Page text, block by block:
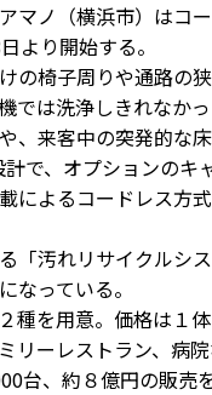
マノ（横浜市）はコ
より開始する。
の椅子周りや通路の
では洗浄しきれなか
、来客中の突発的な
で、オプションのキ
によるコードレス方
「汚れリサイクルシ
なっている。
種を用意。価格は１
リーレストラン、病
台、約８億円の販売